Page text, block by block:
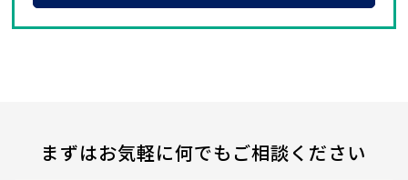
まずはお気軽に何でもご相談ください